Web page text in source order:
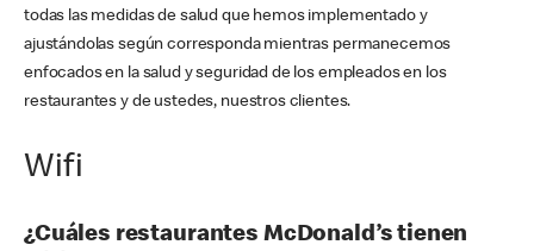
todas las medidas de salud que hemos implementado y
ajustándolas según corresponda mientras permanecemos
enfocados en la salud y seguridad de los empleados en los
restaurantes y de ustedes, nuestros clientes.
Wifi
¿Cuáles restaurantes McDonald’s tienen